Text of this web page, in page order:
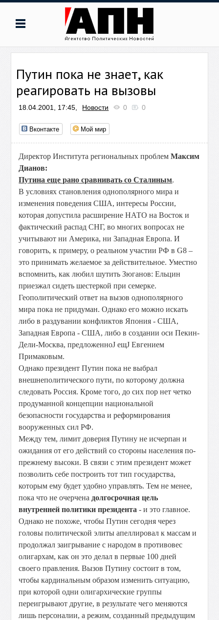
Путин пока не знает, как
реагировать на вызовы
18.04.2001, 17:45, Новости 0 0
Вконтакте Мой мир
Директор Института региональных проблемМаксим
Дианов:
Путина еще рано сравнивать со Сталиным.
В условиях становления однополярного мира и
изменения поведения США, интересы России,
которая допустила расширение НАТО на Восток и
фактический распад СНГ, во многих вопросах не
учитывают ни Америка, ни Западная Европа. И
говорить, к примеру, о реальном участии РФ в G8 –
это принимать желаемое за действительное. Уместно
вспомнить, как любил шутить Зюганов: Ельцин
приезжал сидеть шестеркой при семерке.
Геополитический ответ на вызов однополярного
мира пока не придуман. Однако его можно искать
либо в раздувании конфликтов Япония - США,
Западная Европа - США, либо в создании оси Пекин-
Дели-Москва, предложенноЈ ещЈ Евгением
Примаковым.
Однако президент Путин пока не выбрал
внешнеполитического пути, по которому должна
следовать Россия. Кроме того, до сих пор нет четко
продуманной концепции национальной
безопасности государства и реформирования
вооруженных сил РФ.
Между тем, лимит доверия Путину не исчерпан и
ожидания от его действий со стороны населения по-
прежнему высоки. В связи с этим президент может
позволить себе построить тот тип государства,
которым ему будет удобно управлять. Тем не менее,
пока что не очерчена долгосрочная цель
внутренней политики президента - и это главное.
Однако не похоже, чтобы Путин сегодня через
головы политической элиты апеллировал к массам и
продолжал заигрывание с народом в противовес
олигархам, как он это делал в первые 100 дней
своего правления. Вызов Путину состоит в том,
чтобы кардинальным образом изменить ситуацию,
при которой одни олигархические группы
переигрывают другие, в результате чего меняются
лишь персоналии, а режим, созданный предыдущим